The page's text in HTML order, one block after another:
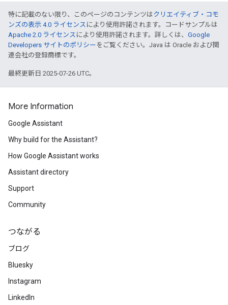
特に記載のない限り、このページのコンテンツはクリエイティブ・コモ
ンズの表示 4.0 ライセンス により使用許諾されます。コードサンプルは
Apache 2.0 ライセンス により使用許諾されます。詳しくは、 Google
Developers サイトのポリシー をご覧ください。Java は Oracle および関
連会社の登録商標です。
最終更新日 2025-07-26 UTC。
More Information
Google Assistant
Why build for the Assistant?
How Google Assistant works
Assistant directory
Support
Community
つながる
ブログ
Bluesky
Instagram
LinkedIn